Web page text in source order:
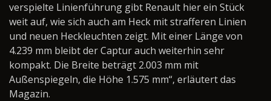
verspielte Linienführung gibt Renault hier ein Stück
weit auf, wie sich auch am Heck mit strafferen Linien
und neuen Heckleuchten zeigt. Mit einer Länge von
4.239 mm bleibt der Captur auch weiterhin sehr
kompakt. Die Breite beträgt 2.003 mm mit
Außenspiegeln, die Höhe 1.575 mm“, erläutert das
Magazin.